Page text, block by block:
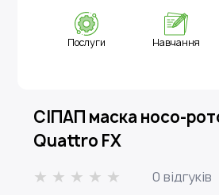
Послуги Навчання
СІПАП маска носо-
Quattro FX
0 відгуків